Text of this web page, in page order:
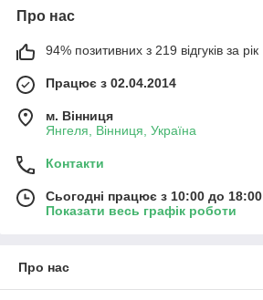
Про нас
94% позитивних з 219 відгуків за рік
Працює з 02.04.2014
м. Вінниця
Янгеля, Вінниця, Україна
Контакти
Сьогодні працює з 10:00 до 18:00
Показати весь графік роботи
Про нас